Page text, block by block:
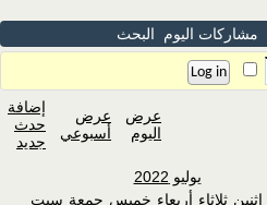
مشاركات اليوم البحث
عرض
اليوم
عرض
أسبوعي
إضافة
حدث
جديد
يوليو 2022
إثنين ثلاثاء أربعاء خميس جمعة سبت